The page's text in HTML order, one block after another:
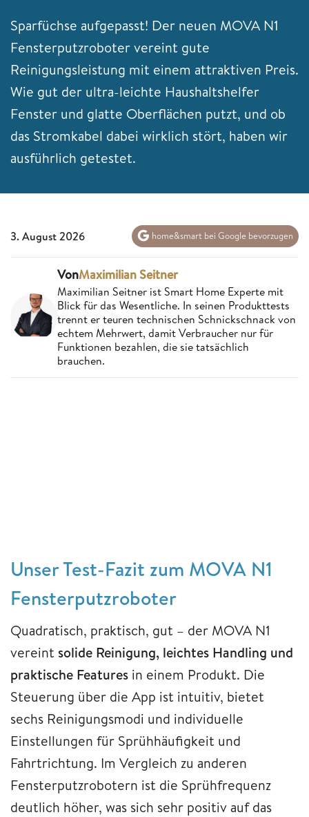
Sparfüchse aufgepasst! Der neuen MOVA N1
Fensterputzroboter vereint gute
Reinigungsleistung mit einem attraktiven Preis.
Wie gut der ultra-leichte Haushaltshelfer
Fenster und glatte Oberflächen putzt, und ob
das Stromkabel dabei wirklich stört, haben wir
ausführlich getestet.
3. August 2026 home&smart bei Google bevorzugen
VonMaximilian Seitner
Maximilian Seitner ist Smart Home Experte mit
Blick für das Wesentliche. In seinen Produkttests
trennt er teuren technischen Schnickschnack von
echtem Mehrwert, damit Verbraucher nur für
Funktionen bezahlen, die sie tatsächlich
brauchen.
Unser Test-Fazit zum MOVA N1
Fensterputzroboter
Quadratisch, praktisch, gut – der MOVA N1
vereint solide Reinigung, leichtes Handling und
praktische Features in einem Produkt. Die
Steuerung über die App ist intuitiv, bietet
sechs Reinigungsmodi und individuelle
Einstellungen für Sprühhäufigkeit und
Fahrtrichtung. Im Vergleich zu anderen
Fensterputzrobotern ist die Sprühfrequenz
deutlich höher, was sich sehr positiv auf das